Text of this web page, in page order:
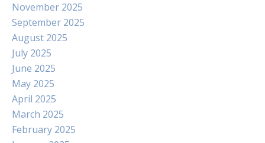
November 2025
September 2025
August 2025
July 2025
June 2025
May 2025
April 2025
March 2025
February 2025